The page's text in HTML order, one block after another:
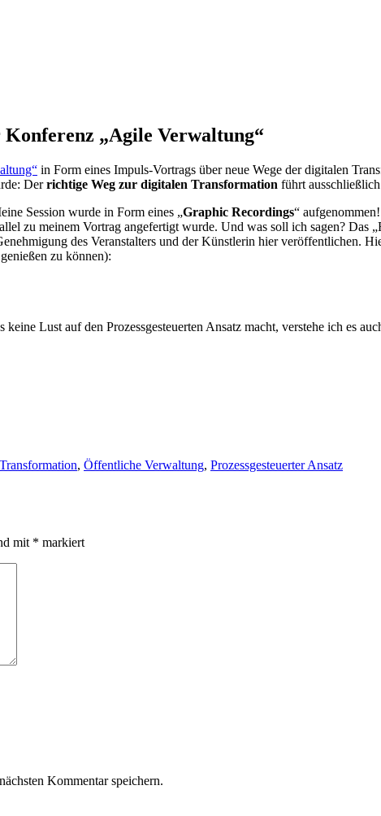
„Agile Verwaltung“
in Form eines Impuls-Vortrags über neue Wege der digitalen
Derrichtige Weg zur digitalen Transformation führt
Session wurde in Form eines „Graphic Recordings“
zu meinem Vortrag angefertigt wurde. Und was soll ich sagen? Das
des Veranstalters und der Künstlerin hier veröffentlichen.
zu können):
keine Lust auf den Prozessgesteuerten Ansatz macht, verstehe ich es
, Öffentliche Verwaltung, Prozessgesteuerter Ansatz
mit * markiert
Kommentar speichern.